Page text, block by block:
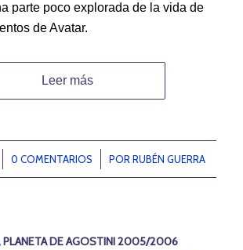
parte poco explorada de la vida de
de Avatar.
Leer más
0 COMENTARIOS
/ PORRUBÉN GUERRA
PLANETA DE AGOSTINI 2005/2006